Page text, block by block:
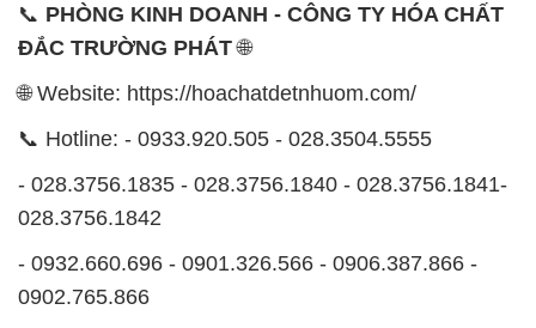
📞 PHÒNG KINH DOANH - CÔNG TY HÓA CHẤT
ĐẮC TRƯỜNG PHÁT🌐
🌐 Website: https://hoachatdetnhuom.com/
📞 Hotline: - 0933.920.505 - 028.3504.5555
- 028.3756.1835 - 028.3756.1840 - 028.3756.1841-
028.3756.1842
- 0932.660.696 - 0901.326.566 - 0906.387.866 -
0902.765.866